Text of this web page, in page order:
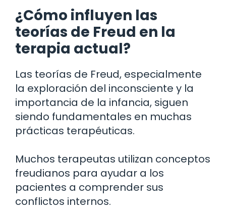
¿Cómo influyen las
teorías de Freud en la
terapia actual?
Las teorías de Freud, especialmente
la exploración del inconsciente y la
importancia de la infancia, siguen
siendo fundamentales en muchas
prácticas terapéuticas.
Muchos terapeutas utilizan conceptos
freudianos para ayudar a los
pacientes a comprender sus
conflictos internos.